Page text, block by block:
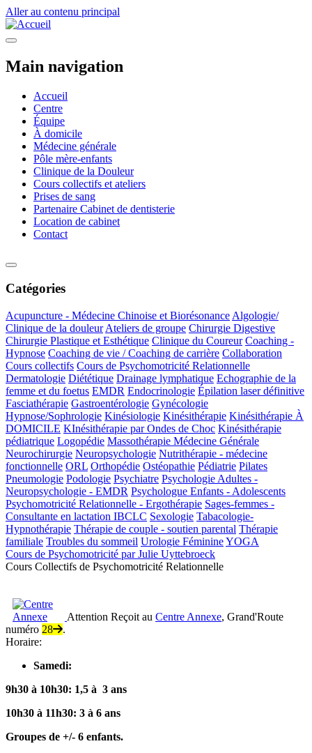
Aller au contenu principal
Toggle navigation
Main navigation
Accueil
Centre
Équipe
À domicile
Médecine générale
Pôle mère-enfants
Clinique de la Douleur
Cours collectifs et ateliers
Prises de sang
Partenaire Cabinet de dentisterie
Location de cabinet
Contact
Toggle navigation
Catégories
Acupuncture - Médecine Chinoise et Biorésonance Algologie/
Clinique de la douleur Ateliers de groupe Chirurgie Digestive
Chirurgie Plastique et Esthétique Clinique du Coureur Coaching -
Hypnose Coaching de vie / Coaching de carrière Collaboration
Cours collectifs Cours de Psychomotricité Relationnelle
Dermatologie Diététique Drainage lymphatique Echographie de la
femme et du foetus EMDR Endocrinologie Épilation laser définitive
Fasciathérapie Gastroentérologie Gynécologie
Hypnose/Sophrologie Kinésiologie Kinésithérapie Kinésithérapie À
DOMICILE KInésithérapie par Ondes de Choc Kinésithérapie
pédiatrique Logopédie Massothérapie Médecine Générale
Neurochirurgie Neuropsychologie Nutrithérapie - médecine
fonctionnelle ORL Orthopédie Ostéopathie Pédiatrie Pilates
Pneumologie Podologie Psychiatre Psychologie Adultes -
Neuropsychologie - EMDR Psychologue Enfants - Adolescents
Psychomotricité Relationnelle - Ergothérapie Sages-femmes -
Consultante en lactation IBCLC Sexologie Tabacologie-
Hypnothérapie Thérapie de couple - soutien parental Thérapie
familiale Troubles du sommeil Urologie FéminineYOGA
Cours de Psychomotricité par Julie Uyttebroeck
Cours Collectifs de Psychomotricité Relationnelle
Attention Reçoit au Centre Annexe, Grand'Route
numéro 28
.
Horaire:
Samedi:
9h30 à 10h30: 1,5 à 3 ans
10h30 à 11h30: 3 à 6 ans
Groupes de +/- 6 enfants.